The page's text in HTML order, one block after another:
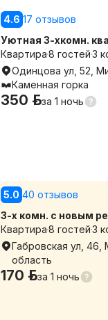
4.6 17 отзывов
Уютная 3-хкомн.
спальных мест
Квартира8 гостей3
Одинцова ул, 52,
Каменная горка
350 р.за 1 ночь
5.0 40 отзывов
Квартира8 гостей3
Габровская ул, 46,
область
170 р.за 1 ночь